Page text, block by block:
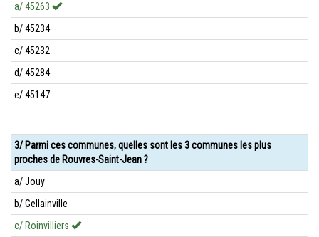
a/ 45263
b/ 45234
c/ 45232
d/ 45284
e/ 45147
3/ Parmi ces communes, quelles sont les 3 communes les plus
proches de Rouvres-Saint-Jean ?
a/ Jouy
b/ Gellainville
c/ Roinvilliers